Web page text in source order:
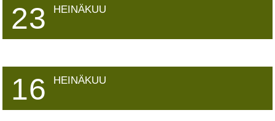
23 HEINÄKUU
16 HEINÄKUU